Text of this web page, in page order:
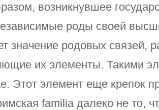
возникнувшее
роды своей
значение родовых связей,
их элементы. Такими
Этот элемент еще крепок
familia далеко не то,